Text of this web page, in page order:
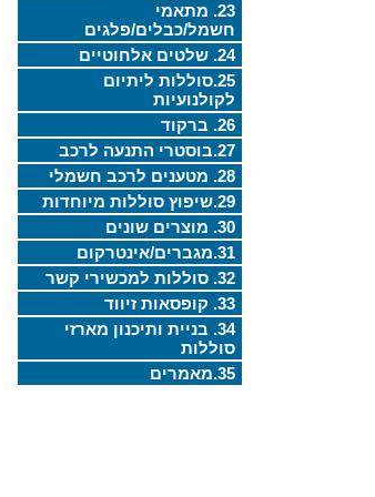
23. מתאמי
חשמל/כבלים/פלגים
24. שלטים אלחוטיים
25.סוללות ליתיום
לקולנועיות
26. ברקוד
27.בוסטרי התנעה לרכב
28. מטענים לרכב חשמלי
29.שיפוץ סוללות מיוחדות
30. מוצרים שונים
31.מגברים/אינטרקום
32. סוללות למכשירי קשר
33. קופסאות זיווד
34. בניית ותיכנון מארזי
סוללות
35.מאמרים